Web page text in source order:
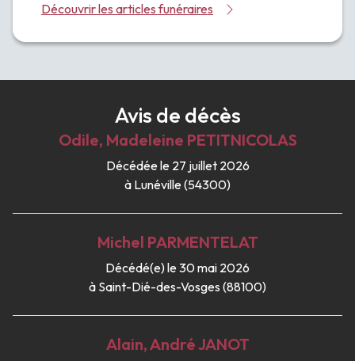
Découvrir les articles funéraires
Avis de décès
Odile, Madeleine PETITNICOLAS
Décédée le 27 juillet 2026
à Lunéville (54300)
Michel PARMENTELAT
Décédé(e) le 30 mai 2026
à Saint-Dié-des-Vosges (88100)
Alain, AndréJANOT